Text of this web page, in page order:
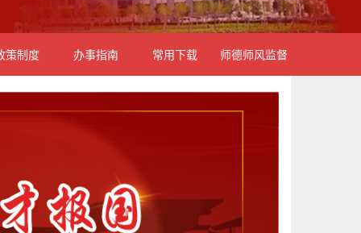
策制度 办事指南 常用下载 师德师风监督